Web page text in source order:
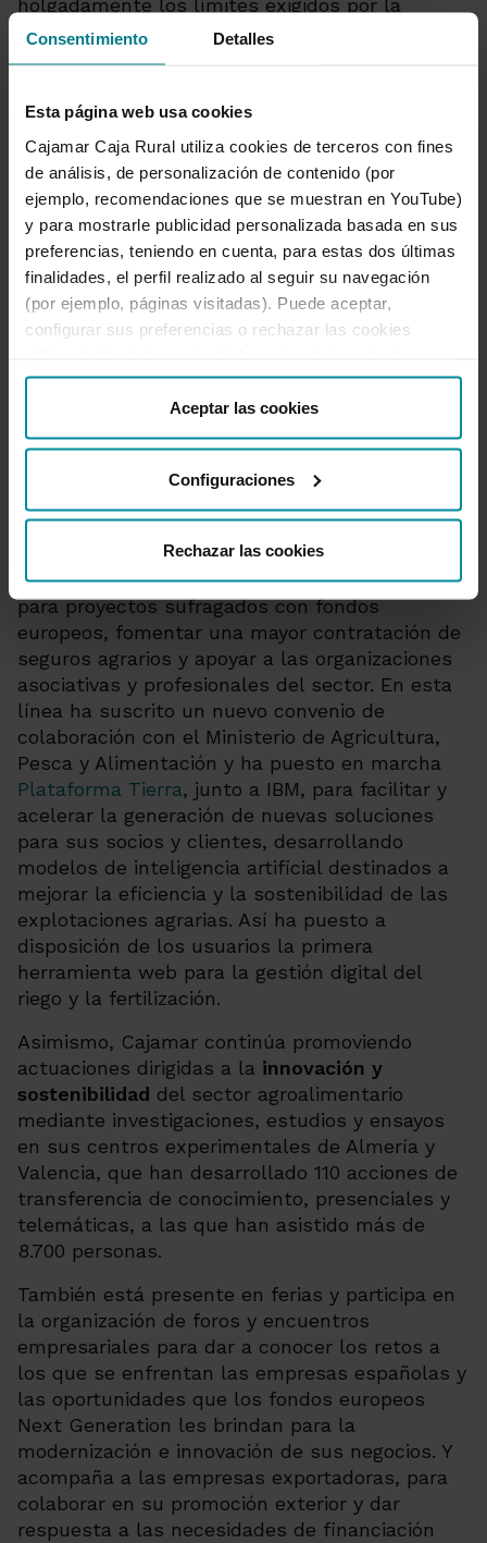
Consentimiento Detalles
Esta página web usa cookies
Cajamar Caja Rural utiliza cookies de terceros con fines
de análisis, de personalización de contenido (por
ejemplo, recomendaciones que se muestran en YouTube)
y para mostrarle publicidad personalizada basada en sus
preferencias, teniendo en cuenta, para estas dos últimas
finalidades, el perfil realizado al seguir su navegación
(por ejemplo, páginas visitadas). Puede aceptar,
configurar sus preferencias o rechazar las cookies
“Detalles”. También puede obtener más información, así
como cambiar el consentimiento en cualquier momento
desde nuestraPolítica de Cookies.
Aceptar las cookies
Configuraciones
Rechazar las cookies
holgadamente los límites exigidos por la
Autoridad Bancaria Europea, con una ratio de
138,1 %.
Referente del sector agro
La banca cooperativa Cajamar mantiene su
posición de entidad de referencia para el sector
agroalimentario, y eleva hasta el 15,3 % su
cuota de mercado nacional en el sector
primario (agricultura, pesca y ganadería), para
el que dispone de una amplia y especializada
programas de asesoramiento técnico
especializado y transferencia de conocimiento a
empresas, cooperativas y productores.
En 2021 siguió ampliando sus actuaciones
financiación y gestión de la información del
sector agrario, pesquero y agroalimentario
español; además de proveer líneas financieras
para proyectos sufragados con fondos
europeos, fomentar una mayor contratación de
seguros agrarios y apoyar a las organizaciones
asociativas y profesionales del sector. En esta
línea ha suscrito un nuevo convenio de
colaboración con el Ministerio de Agricultura,
Pesca y Alimentación y ha puesto en marcha
Plataforma Tierra, junto a IBM, para facilitar y
acelerar la generación de nuevas soluciones
para sus socios y clientes, desarrollando
modelos de inteligencia artificial destinados a
mejorar la eficiencia y la sostenibilidad de las
explotaciones agrarias. Así ha puesto a
disposición de los usuarios la primera
herramienta web para la gestión digital del
riego y la fertilización.
Asimismo, Cajamar continúa promoviendo
actuaciones dirigidas a la innovación y
sostenibilidad del sector agroalimentario
mediante investigaciones, estudios y ensayos
en sus centros experimentales de Almería y
Valencia, que han desarrollado 110 acciones de
transferencia de conocimiento, presenciales y
telemáticas, a las que han asistido más de
8.700 personas.
También está presente en ferias y participa en
la organización de foros y encuentros
empresariales para dar a conocer los retos a
los que se enfrentan las empresas españolas y
las oportunidades que los fondos europeos
Next Generation les brindan para la
modernización e innovación de sus negocios. Y
acompaña a las empresas exportadoras, para
colaborar en su promoción exterior y dar
respuesta a las necesidades de financiación